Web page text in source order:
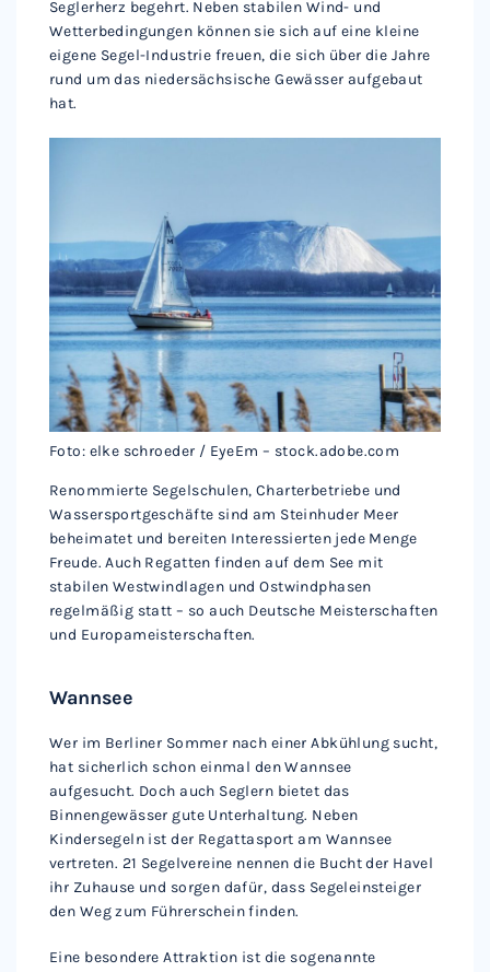
Seglerherz begehrt. Neben stabilen Wind- und
Wetterbedingungen können sie sich auf eine kleine
eigene Segel-Industrie freuen, die sich über die Jahre
rund um das niedersächsische Gewässer aufgebaut
hat.
Foto: elke schroeder / EyeEm – stock.adobe.com
Renommierte Segelschulen, Charterbetriebe und
Wassersportgeschäfte sind am Steinhuder Meer
beheimatet und bereiten Interessierten jede Menge
Freude. Auch Regatten finden auf dem See mit
stabilen Westwindlagen und Ostwindphasen
regelmäßig statt – so auch Deutsche Meisterschaften
und Europameisterschaften.
Wannsee
Wer im Berliner Sommer nach einer Abkühlung sucht,
hat sicherlich schon einmal den Wannsee
aufgesucht. Doch auch Seglern bietet das
Binnengewässer gute Unterhaltung. Neben
Kindersegeln ist der Regattasport am Wannsee
vertreten. 21 Segelvereine nennen die Bucht der Havel
ihr Zuhause und sorgen dafür, dass Segeleinsteiger
den Weg zum Führerschein finden.
Eine besondere Attraktion ist die sogenannte